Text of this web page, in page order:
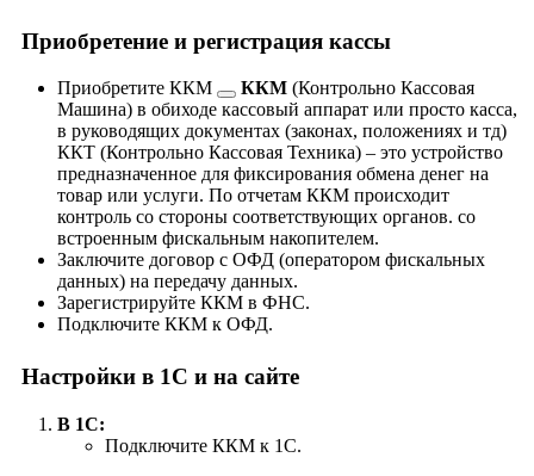
Приобретение и регистрация кассы
Приобретите ККМ ККМ (Контрольно Кассовая
Машина) в обиходе кассовый аппарат или просто касса,
в руководящих документах (законах, положениях и тд)
ККТ (Контрольно Кассовая Техника) – это устройство
предназначенное для фиксирования обмена денег на
товар или услуги. По отчетам ККМ происходит
контроль со стороны соответствующих органов. со
встроенным фискальным накопителем.
Заключите договор с ОФД (оператором фискальных
данных) на передачу данных.
Зарегистрируйте ККМ в ФНС.
Подключите ККМ к ОФД.
Настройки в 1С и на сайте
В 1С:
Подключите ККМ к 1С.